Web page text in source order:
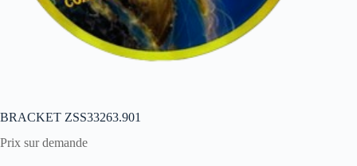
BRACKET ZSS33263.901
Prix sur demande